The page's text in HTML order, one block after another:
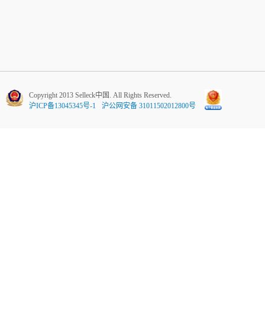
Copyright 2013 Selleck中国. All Rights Reserved.
沪ICP备13045345号-1
沪公网安备 31011502012800号